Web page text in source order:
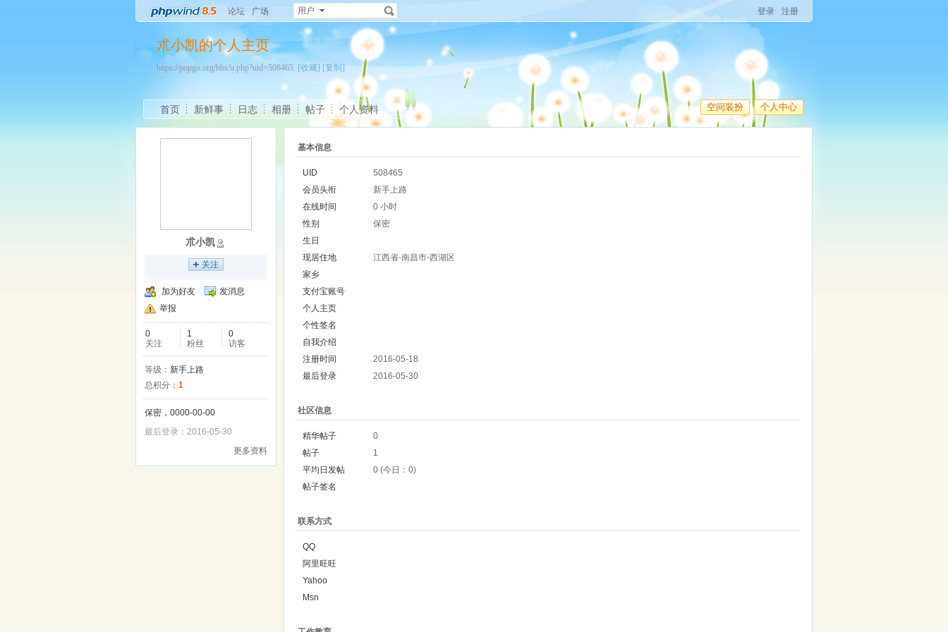
论坛 广场 用户 登录 注册
朮小凯的个人主页
https://popgo.org/bbs/u.php?uid=508465 [收藏] [复制]
空间装扮 个人中心
首页 新鲜事 日志 相册 帖子 个人资料
朮小凯
关注
加为好友
发消息
举报
0
关注
1
粉丝
0
访客
等级： 新手上路
总积分： 1
保密，0000-00-00
最后登录：2016-05-30
更多资料
基本信息
UID
508465
会员头衔
新手上路
在线时间
0 小时
性别
保密
生日
现居住地
江西省-南昌市-西湖区
家乡
支付宝账号
个人主页
个性签名
自我介绍
注册时间
2016-05-18
最后登录
2016-05-30
社区信息
精华帖子
0
帖子
1
平均日发帖
0 (今日：0)
帖子签名
联系方式
QQ
阿里旺旺
Yahoo
Msn